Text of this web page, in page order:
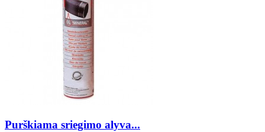
Purškiama sriegimo alyva...